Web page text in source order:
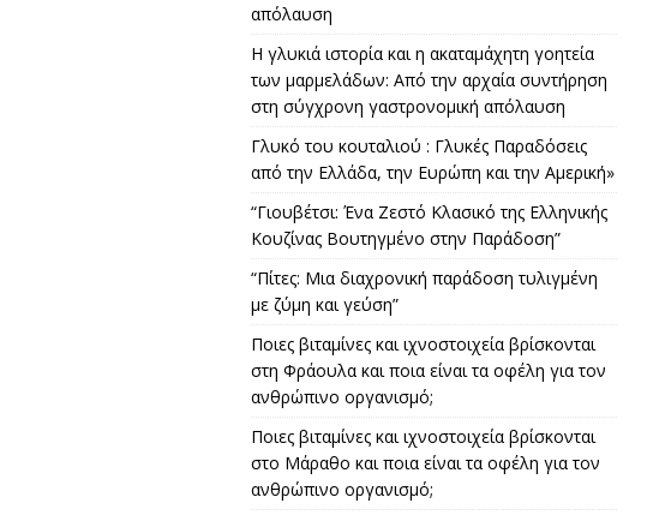
απόλαυση
Η γλυκιά ιστορία και η ακαταμάχητη γοητεία
των μαρμελάδων: Από την αρχαία συντήρηση
στη σύγχρονη γαστρονομική απόλαυση
Γλυκό του κουταλιού : Γλυκές Παραδόσεις
από την Ελλάδα, την Ευρώπη και την Αμερική»
“Γιουβέτσι: Ένα Ζεστό Κλασικό της Ελληνικής
Κουζίνας Βουτηγμένο στην Παράδοση”
“Πίτες: Μια διαχρονική παράδοση τυλιγμένη
με ζύμη και γεύση”
Ποιες βιταμίνες και ιχνοστοιχεία βρίσκονται
στη Φράουλα και ποια είναι τα οφέλη για τον
ανθρώπινο οργανισμό;
Ποιες βιταμίνες και ιχνοστοιχεία βρίσκονται
στο Μάραθο και ποια είναι τα οφέλη για τον
ανθρώπινο οργανισμό;